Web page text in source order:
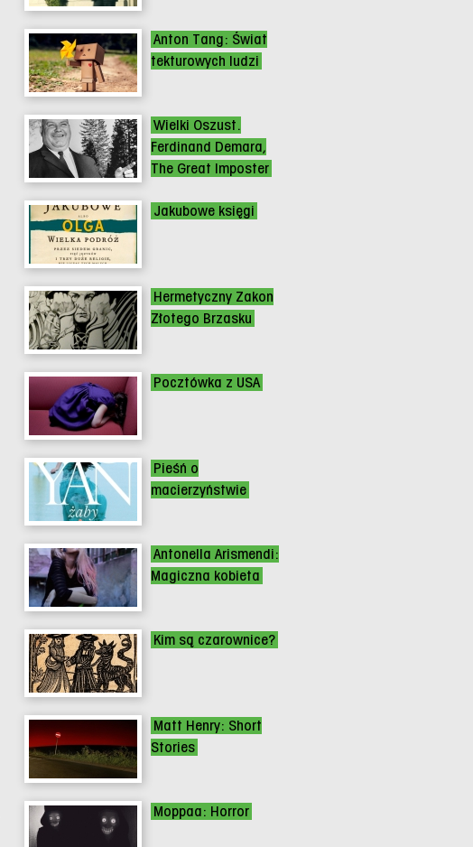
Anton Tang: Świat
tekturowych ludzi
Wielki Oszust.
Ferdinand Demara,
The Great Imposter
Jakubowe księgi
Hermetyczny Zakon
Złotego Brzasku
Pocztówka z USA
Pieśń o
macierzyństwie
Antonella Arismendi:
Magiczna kobieta
Kim są czarownice?
Matt Henry: Short
Stories
Moppaa: Horror